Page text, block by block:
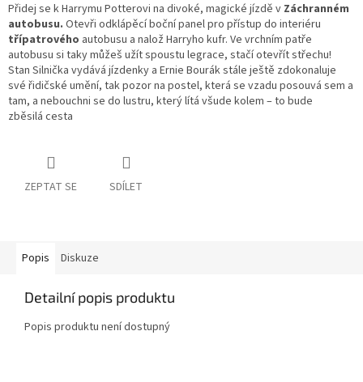
Přidej se k Harrymu Potterovi na divoké, magické jízdě v Záchranném
autobusu. Otevři odklápěcí boční panel pro přístup do interiéru
třípatrového autobusu a nalož Harryho kufr. Ve vrchním patře
autobusu si taky můžeš užít spoustu legrace, stačí otevřít střechu!
Stan Silnička vydává jízdenky a Ernie Bourák stále ještě zdokonaluje
své řidičské umění, tak pozor na postel, která se vzadu posouvá sem a
tam, a nebouchni se do lustru, který lítá všude kolem – to bude
zběsilá cesta
ZEPTAT SE SDÍLET
Popis Diskuze
Detailní popis produktu
Popis produktu není dostupný